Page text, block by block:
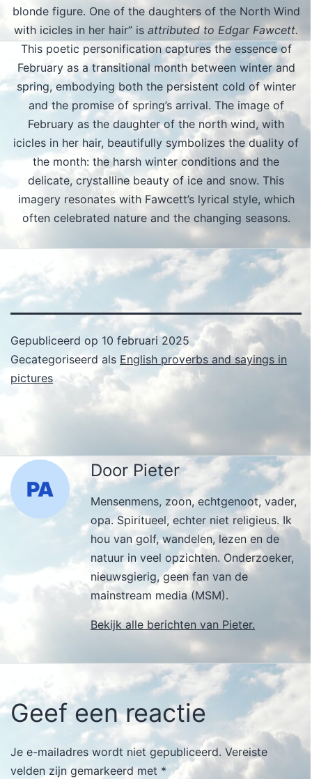
blonde figure. One of the daughters of the North Wind
with icicles in her hair” is attributed to Edgar Fawcett.
This poetic personification captures the essence of
February as a transitional month between winter and
spring, embodying both the persistent cold of winter
and the promise of spring’s arrival. The image of
February as the daughter of the north wind, with
icicles in her hair, beautifully symbolizes the duality of
the month: the harsh winter conditions and the
delicate, crystalline beauty of ice and snow. This
imagery resonates with Fawcett’s lyrical style, which
often celebrated nature and the changing seasons.
Gepubliceerd op 10 februari 2025
Gecategoriseerd als English proverbs and sayings in
pictures
Door Pieter
Mensenmens, zoon, echtgenoot, vader,
opa. Spiritueel, echter niet religieus. Ik
hou van golf, wandelen, lezen en de
natuur in veel opzichten. Onderzoeker,
nieuwsgierig, geen fan van de
mainstream media (MSM).
Bekijk alle berichten van Pieter.
Geef een reactie
Je e-mailadres wordt niet gepubliceerd. Vereiste
velden zijn gemarkeerd met *